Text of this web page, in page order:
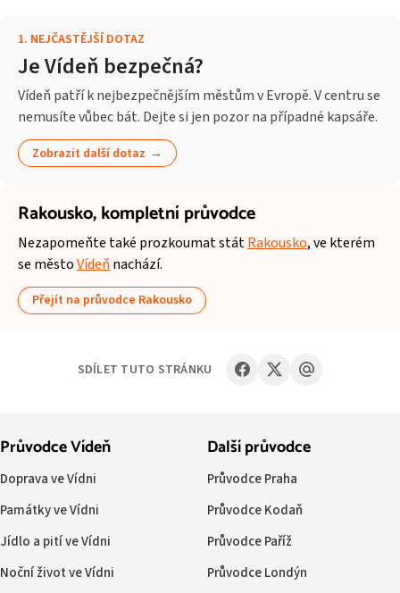
1. NEJČASTĚJŠÍ DOTAZ
Je Vídeň bezpečná?
Vídeň patří k nejbezpečnějším městům v Evropě. V centru se
nemusíte vůbec bát. Dejte si jen pozor na případné kapsáře.
Zobrazit další dotaz
Rakousko,kompletní průvodce
Nezapomeňte také prozkoumat státRakousko, ve kterém
se městoVídeň nachází.
Přejít na průvodce Rakousko
SDÍLET TUTO STRÁNKU
Průvodce Vídeň
Doprava ve Vídni
Památky ve Vídni
Jídlo a pití ve Vídni
Noční život ve Vídni
Další průvodce
Průvodce Praha
Průvodce Kodaň
Průvodce Paříž
Průvodce Londýn